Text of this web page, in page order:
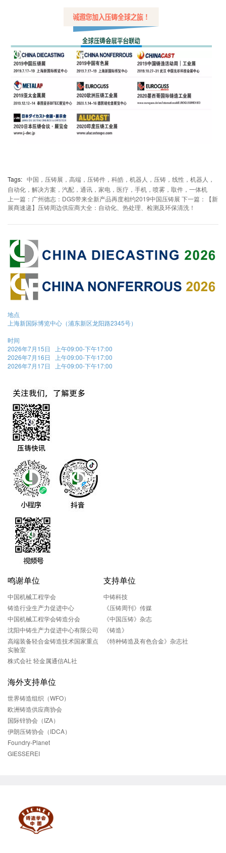
Tags: 中国，压铸展，高端，压铸件，科皓，机器人，压铸，线性，机器人，
自动化，解决方案，汽配，通讯，家电，医疗，手机，喷雾，取件，一体机
上一篇：广州德志：DGS带来全新产品再度相约2019中国压铸展 下一篇：【新
展商速递】压铸周边供应商大全：自动化、热处理、检测及环保清洗！
地点
上海新国际博览中心（浦东新区龙阳路2345号）
时间
2026年7月15日 上午09:00-下午17:00
2026年7月16日 上午09:00-下午17:00
2026年7月17日 上午09:00-下午17:00
鸣谢单位
中国机械工程学会
铸造行业生产力促进中心
中国机械工程学会铸造分会
沈阳中铸生产力促进中心有限公司
高端装备轻合金铸造技术国家重点
实验室
株式会社 轻金属通信AL社
支持单位
中铸科技
《压铸周刊》传媒
《中国压铸》杂志
《铸造》
《特种铸造及有色合金》杂志社
海外支持单位
世界铸造组织（WFO）
欧洲铸造供应商协会
国际锌协会（IZA）
伊朗压铸协会（IDCA）
Foundry-Planet
GIESSEREI